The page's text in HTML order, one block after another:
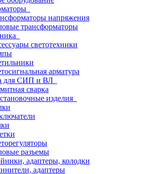
напряжения
трансформаторы
светотехники
арматура
для СИП и ВЛ
сварка
изделия
разъемы
адаптеры, колодки
адаптеры